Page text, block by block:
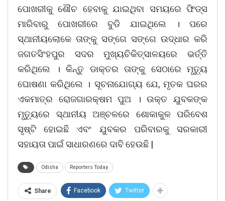
ପୋଖରୀକୁ ଶୌଚ ହେବାକୁ ଯାଇଥିବା ସମୟରେ ଫିଡ୍ସ
ମାରିବାରୁ ପୋଖରୀରେ ବୁଡି ଯାଇଥିଲେ । ପରେ
ସ୍ଥାନୀୟଲୋକେ ତାଙ୍କୁ ସଙ୍ଗେ ସଙ୍ଗେ ଉଦ୍ଧାର କରି
ଜଗତସିଂହପୁର ସଦର ମୁଖ୍ୟଚିକିତ୍ସାଳୟରେ ଭର୍ତ୍ତି
କରିଥିଲେ । କିନ୍ତୁ ଡାକ୍ତର ତାଙ୍କୁ ସେଠାରେ ମୃତ୍ୟୁ
ଘୋଷଣା କରିଥିଲେ । ସୂଚନାଯୋଗ୍ୟ ଯେ, ମୃତକ ଘରର
ଏକମାତ୍ର ରୋଜଗାରକ୍ଷମ ପୁଅ । ଉକ୍ତ ଯୁବକଙ୍କ
ମୃତ୍ୟୁରେ ସ୍ଥାନୀୟ ଅଞ୍ଚଳରେ ଶୋକାକୁଳ ପରିବେଶ
ସୃଷ୍ଟି ହୋଇଛି ଏବଂ ଯୁବକର ପରିବାରକୁ ସରକାରୀ
ସହାୟତା ପାଇଁ ସାଧାରଣରେ ଦାବି ହେଉଛି |
Odisha Reporters Today
Share Facebook Twitter